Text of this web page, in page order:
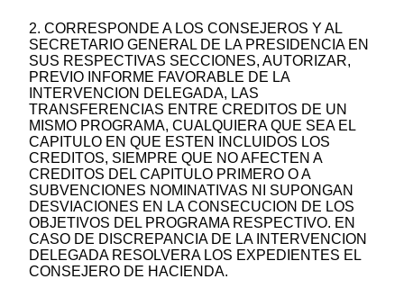
2. CORRESPONDE A LOS CONSEJEROS Y AL
SECRETARIO GENERAL DE LA PRESIDENCIA EN
SUS RESPECTIVAS SECCIONES, AUTORIZAR,
PREVIO INFORME FAVORABLE DE LA
INTERVENCION DELEGADA, LAS
TRANSFERENCIAS ENTRE CREDITOS DE UN
MISMO PROGRAMA, CUALQUIERA QUE SEA EL
CAPITULO EN QUE ESTEN INCLUIDOS LOS
CREDITOS, SIEMPRE QUE NO AFECTEN A
CREDITOS DEL CAPITULO PRIMERO O A
SUBVENCIONES NOMINATIVAS NI SUPONGAN
DESVIACIONES EN LA CONSECUCION DE LOS
OBJETIVOS DEL PROGRAMA RESPECTIVO. EN
CASO DE DISCREPANCIA DE LA INTERVENCION
DELEGADA RESOLVERA LOS EXPEDIENTES EL
CONSEJERO DE HACIENDA.